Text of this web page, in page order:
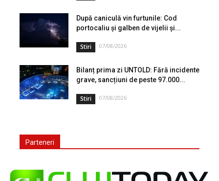
După caniculă vin furtunile: Cod
portocaliu și galben de vijelii și...
Stiri 07/08/2026
Bilanț prima zi UNTOLD: Fără incidente
grave, sancțiuni de peste 97.000...
Stiri 07/08/2026
Parteneri